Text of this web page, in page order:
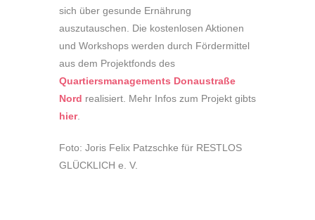
sich über gesunde Ernährung
auszutauschen. Die kostenlosen Aktionen
und Workshops werden durch Fördermittel
aus dem Projektfonds des
Quartiersmanagements Donaustraße
Nord realisiert. Mehr Infos zum Projekt gibts
hier.
Foto: Joris Felix Patzschke für RESTLOS
GLÜCKLICH e. V.